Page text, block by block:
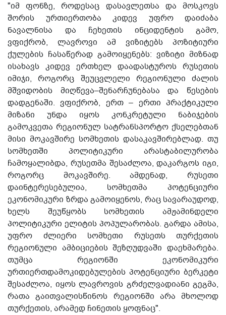
"იმ ფონზე, როდესაც დასავლეთსა და მოსკოვს
შორის ურთიერთობა კიდევ უფრო დაიძაბა
ნავალნისა და ჩეხეთის ინციდენტის გამო,
ვფიქრობ, ლავროვი ამ ვიზიტებს პოზიტიური
ქულების ჩასაწერად გამოიყენებს: ვიზიტი მიზნად
ისახავს კიდევ ერთხელ დაადასტუროს რუსეთის
იმიჯი, როგორც შეუცვლელი რეგიონული ძალის
მშვიდობის მიღწევა–შენარჩუნებასა და წესების
დადგენაში. ვფიქრობ, ერთ – ერთი პრაქტიკული
მიზანი უნდა იყოს კონკრეტული ნაბიჯების
გამოკვეთა რეგიონულ სატრანსპორტო ქსელებთან
მისი მოკავშირე სომხეთის დასაკავშირებლად. თუ
სომხეთში პოლიტიკური არასტაბილურობა
ჩამოყალიბდა, რუსეთმა შესაძლოა, დაკარგოს იგი,
როგორც მოკავშირე. ამდენად, რუსეთი
დაინტერესებულია, სომხეთმა პოტენციური
ეკონომიკური ზრდა გამოიყენოს, რაც სავარაუდოდ,
ხელს შეუწყობს სომხეთის ამჟამინდელი
პოლიტიკური ელიტის პოპულარობას. გარდა ამისა,
უფრო ძლიერი სომხეთი რუსეთს თურქეთის
რეგიონული ამბიციების შეზღუდვაში დაეხმარება.
თუმცა რეგიონში ეკონომიკური
ურთიერთდამოკიდებულების პოტენციური ბერკეტი
შესაძლოა, იყოს ლავროვის გრძელვადიანი გეგმა,
რათა გაითვალისწინოს რეგიონში არა მხოლოდ
თურქეთის, არამედ ჩინეთის ყოფნაც".